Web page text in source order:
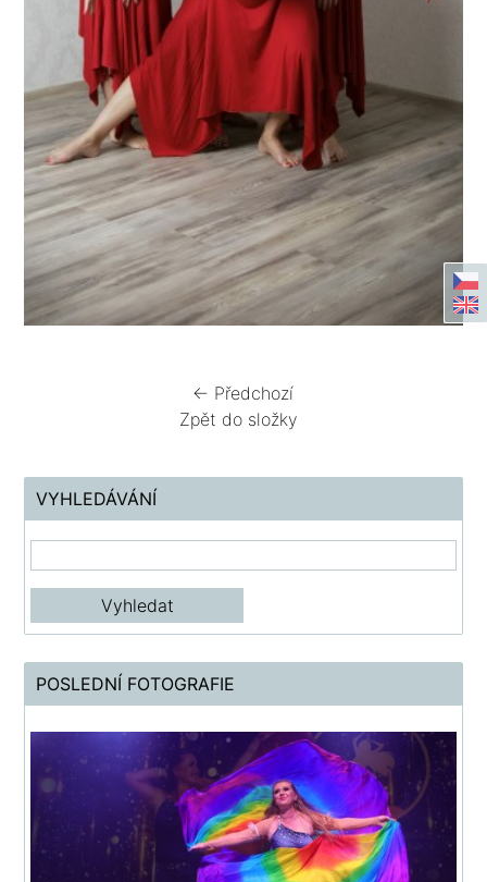
← Předchozí
Zpět do složky
VYHLEDÁVÁNÍ
POSLEDNÍ FOTOGRAFIE